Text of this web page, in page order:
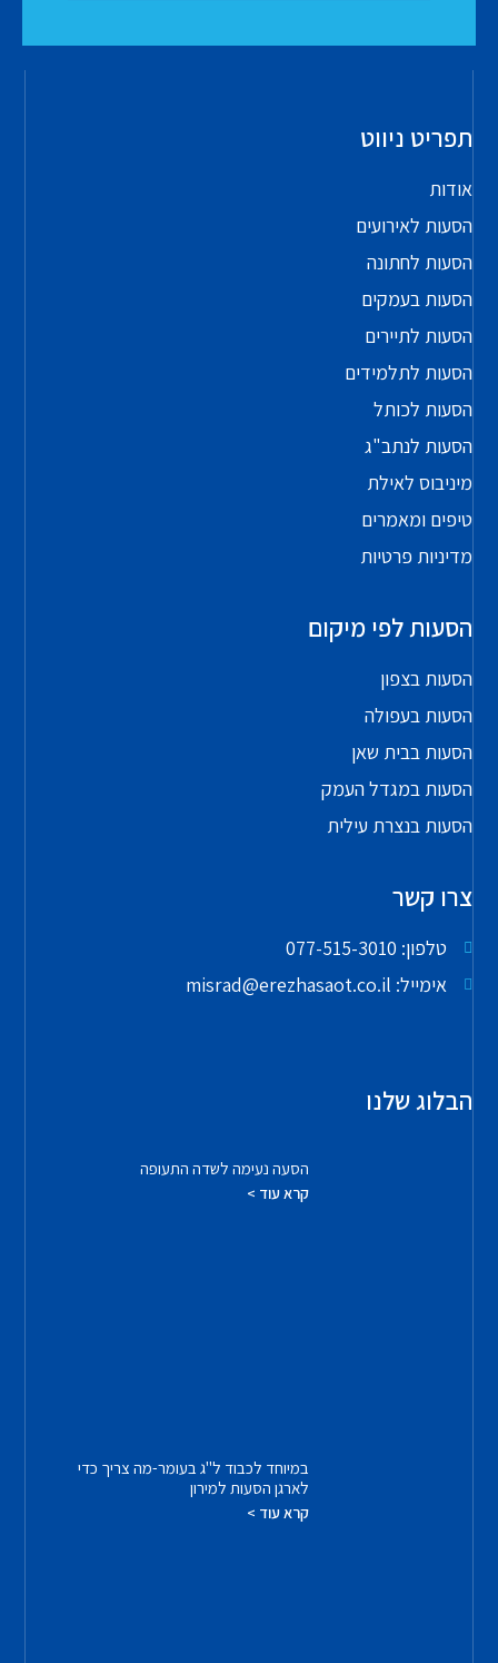
תפריט ניווט
אודות
הסעות לאירועים
הסעות לחתונה
הסעות בעמקים
הסעות לתיירים
הסעות לתלמידים
הסעות לכותל
הסעות לנתב"ג
מיניבוס לאילת
טיפים ומאמרים
מדיניות פרטיות
הסעות לפי מיקום
הסעות בצפון
הסעות בעפולה
הסעות בבית שאן
הסעות במגדל העמק
הסעות בנצרת עילית
צרו קשר
טלפון: 077-515-3010
אימייל: misrad@erezhasaot.co.il
הבלוג שלנו
הסעה נעימה לשדה התעופה
קרא עוד >
במיוחד לכבוד ל"ג בעומר-מה צריך כדי
לארגן הסעות למירון
קרא עוד >